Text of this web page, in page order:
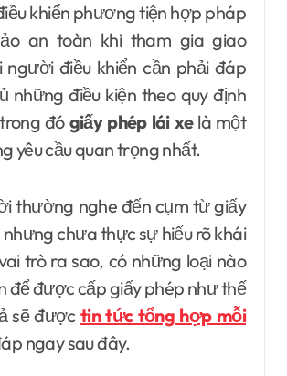
an toàn khi tham gia giao
người điều khiển cần phải đáp
những điều kiện theo quy định
đó giấy phép lái xelà một
yêu cầu quan trọng nhất.
thường nghe đến cụm từ giấy
nhưng chưa thực sự hiểu rõ khái
trò ra sao, có những loại nào
để được cấp giấy phép như thế
sẽ được tin tức tổng hợp mỗi
ngay sau đây.